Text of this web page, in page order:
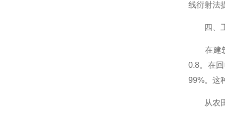
线衍射法
四、工
在建筑
0.8。在
99%。这
从农田